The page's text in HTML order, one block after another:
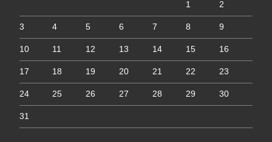
1 2
3 4 5 6 7 8 9
10 11 12 13 14 15 16
17 18 19 20 21 22 23
24 25 26 27 28 29 30
31